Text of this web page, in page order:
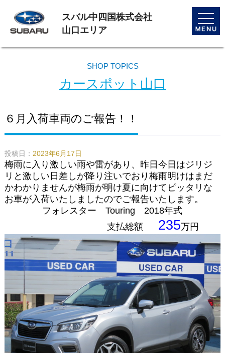
toggle
スバル中四国株式会社
山口エリア
SHOP TOPICS
カースポット山口
６月入荷車両のご報告！！
投稿日： 2023年6月17日
梅雨に入り激しい雨や雷があり、昨日今日はジリジ
リと激しい日差しが降り注いでおり梅雨明けはまだ
かわかりませんが梅雨が明け夏に向けてピッタリな
お車が入荷いたしましたのでご報告いたします。
フォレスター Touring 2018年式
支払総額
235万円